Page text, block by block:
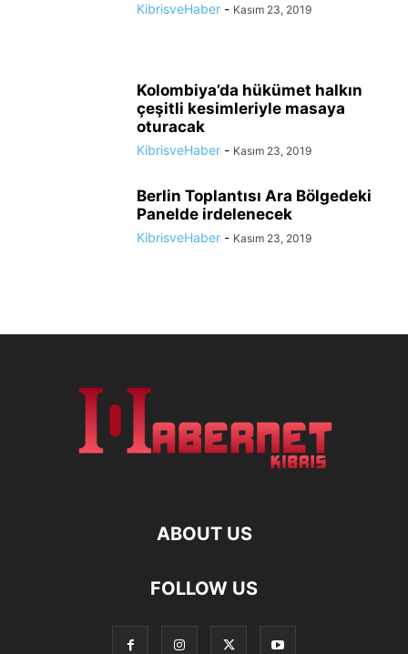
KibrisveHaber - Kasım 23, 2019
Kolombiya’da hükümet halkın
çeşitli kesimleriyle masaya
oturacak
KibrisveHaber - Kasım 23, 2019
Berlin Toplantısı Ara Bölgedeki
Panelde irdelenecek
KibrisveHaber - Kasım 23, 2019
ABOUT US
FOLLOW US